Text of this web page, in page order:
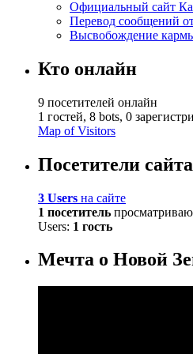
Официальный сайт
Перевод сообщений
Высвобождение
Кто онлайн
9 посетителей онлайн
1 гостей, 8 bots, 0
Map of Visitors
Посетители сайта
3 Users на сайте
1 посетитель
Users: 1 гость
Мечта о Новой